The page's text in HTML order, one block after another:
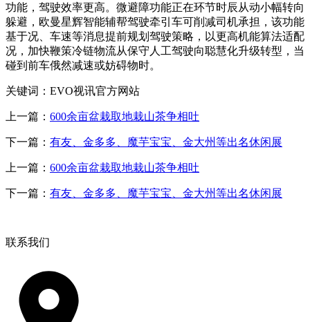
功能，驾驶效率更高。微避障功能正在环节时辰从动小幅转向
躲避，欧曼星辉智能辅帮驾驶牵引车可削减司机承担，该功能
基于况、车速等消息提前规划驾驶策略，以更高机能算法适配
况，加快鞭策冷链物流从保守人工驾驶向聪慧化升级转型，当
碰到前车俄然减速或妨碍物时。
关键词：EVO视讯官方网站
上一篇： 600余亩盆栽取地栽山茶争相吐
下一篇： 有友、金多多、魔芋宝宝、金大州等出名休闲展
上一篇： 600余亩盆栽取地栽山茶争相吐
下一篇： 有友、金多多、魔芋宝宝、金大州等出名休闲展
联系我们